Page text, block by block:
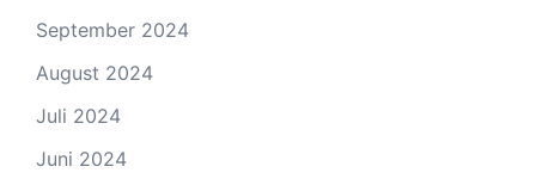
September 2024
August 2024
Juli 2024
Juni 2024